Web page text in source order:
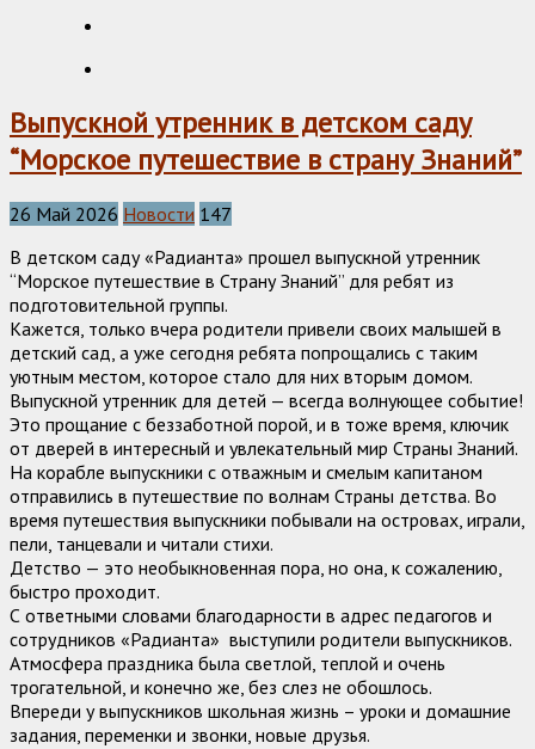
Выпускной утренник в детском саду
“Морское путешествие в страну Знаний”
26 Май 2026 Новости 147
В детском саду «Радианта» прошел выпускной утренник
“Морское путешествие в Страну Знаний” для ребят из
подготовительной группы.
Кажется, только вчера родители привели своих малышей в
детский сад, а уже сегодня ребята попрощались с таким
уютным местом, которое стало для них вторым домом.
Выпускной утренник для детей — всегда волнующее событие!
Это прощание с беззаботной порой, и в тоже время, ключик
от дверей в интересный и увлекательный мир Страны Знаний.
На корабле выпускники с отважным и смелым капитаном
отправились в путешествие по волнам Страны детства. Во
время путешествия выпускники побывали на островах, играли,
пели, танцевали и читали стихи.
Детство — это необыкновенная пора, но она, к сожалению,
быстро проходит.
С ответными словами благодарности в адрес педагогов и
сотрудников «Радианта» выступили родители выпускников.
Атмосфера праздника была светлой, теплой и очень
трогательной, и конечно же, без слез не обошлось.
Впереди у выпускников школьная жизнь – уроки и домашние
задания, переменки и звонки, новые друзья.